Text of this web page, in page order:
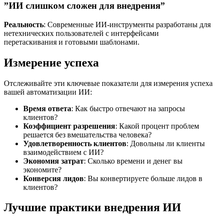
”ИИ слишком сложен для внедрения”
Реальность: Современные ИИ-инструменты разработаны для
нетехнических пользователей с интерфейсами
перетаскивания и готовыми шаблонами.
Измерение успеха
Отслеживайте эти ключевые показатели для измерения успеха
вашей автоматизации ИИ:
Время ответа: Как быстро отвечают на запросы
клиентов?
Коэффициент разрешения: Какой процент проблем
решается без вмешательства человека?
Удовлетворенность клиентов: Довольны ли клиенты
взаимодействием с ИИ?
Экономия затрат: Сколько времени и денег вы
экономите?
Конверсия лидов: Вы конвертируете больше лидов в
клиентов?
Лучшие практики внедрения ИИ